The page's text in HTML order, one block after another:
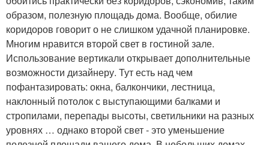
образом, полезную площадь дома. Вообще, обилие
коридоров говорит о не слишком удачной планировке.
Многим нравится второй свет в гостиной зале.
Использование вертикали открывает дополнительные
возможности дизайнеру. Тут есть над чем
пофантазировать: окна, балкончики, лестница,
наклонный потолок с выступающими балками и
стропилами, перепады высоты, светильники на разных
уровнях … однако второй свет - это уменьшение